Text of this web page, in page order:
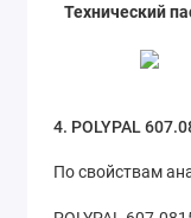
Технический
4. POLYPAL
По свойствам